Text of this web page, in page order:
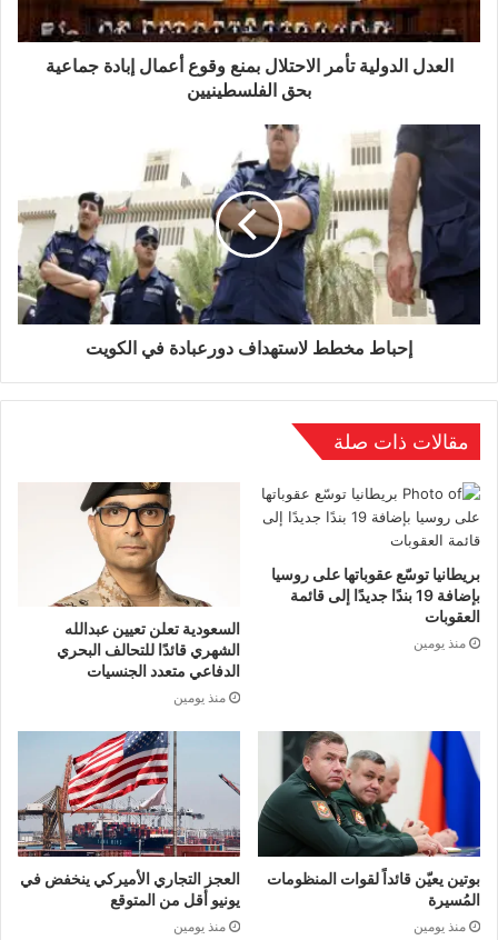
العدل الدولية تأمر الاحتلال بمنع وقوع أعمال إبادة جماعية
بحق الفلسطينيين
إحباط مخطط لاستهداف دورعبادة في الكويت
مقالات ذات صلة
بريطانيا توسّع عقوباتها على روسيا
بإضافة 19 بندًا جديدًا إلى قائمة
العقوبات
منذ يومين
السعودية تعلن تعيين عبدالله
الشهري قائدًا للتحالف البحري
الدفاعي متعدد الجنسيات
منذ يومين
بوتين يعيّن قائداً لقوات المنظومات
المُسيرة
منذ يومين
العجز التجاري الأميركي ينخفض في
يونيو أقل من المتوقع
منذ يومين